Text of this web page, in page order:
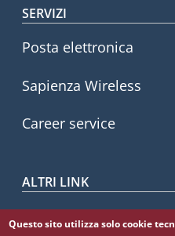
SERVIZI
Posta elettronica
Sapienza Wireless
Career service
ALTRI LINK
CIAO
Questo sito utilizza solo cookie